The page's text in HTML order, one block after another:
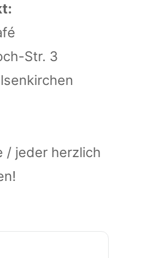
Str. 3
/ jeder herzlich